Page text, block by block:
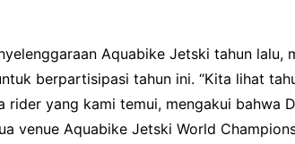
Aquabike Jetski tahun lalu,
berpartisipasi tahun ini. “Kita lihat
rider yang kami temui, mengakui bahwa
venue Aquabike Jetski World